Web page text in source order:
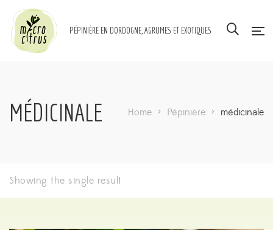
PÉPINIÈRE EN DORDOGNE, AGRUMES ET EXOTIQUES
MÉDICINALE Home > Pépinière > médicinale
Showing the single result